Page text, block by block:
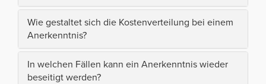
Wie gestaltet sich die Kostenverteilung bei einem
Anerkenntnis?
In welchen Fällen kann ein Anerkenntnis wieder
beseitigt werden?